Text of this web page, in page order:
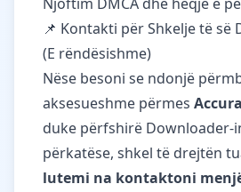
📌 Kontakti për Shkelje të së
(E rëndësishme)
Nëse besoni se ndonjë
aksesueshme përmes
duke përfshirë Downloader-
përkatëse, shkel të drejtën
lutemi na kontaktoni